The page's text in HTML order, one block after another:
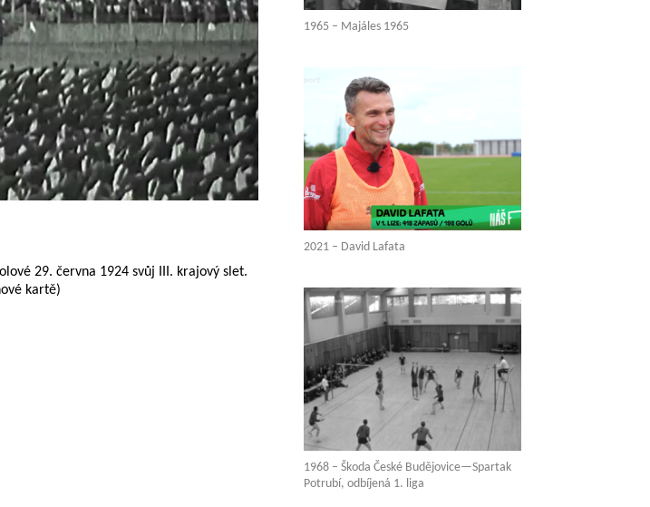
29. června 1924 svůj III. krajový slet.
kartě)
1965 – Majáles 1965
2021 – David Lafata
1968 – Škoda České Budějovice—Spartak
Potrubí, odbíjená 1. liga